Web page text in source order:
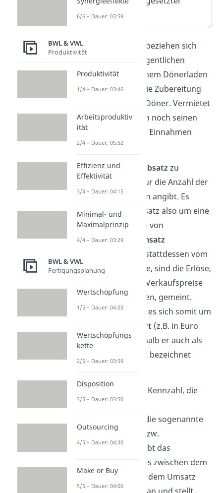
Waren
Umsätze bzw. Erlöse beziehen sich
immer nur auf den eigentlichen
Betriebszweck. Bei einem Dönerladen
ist das zum Beispiel die Zubereitung
und der Verkauf von Döner. Vermietet
der Inhaber zusätzlich noch seinen
Waagen, zählen diese Einnahmen
nicht zu den Erlösen.
Der Umsatz ist vom
Absatzzu
unterscheiden, der nur die Anzahl der
verkauften Leistungen angibt. Es
handelt sich beim Absatz also um eine
Menge, weshalb auch von
mengenmäßigem Umsatz
gesprochen wird. Ist stattdessen vom
Umsatz allein die Rede, sind die Erlöse,
also die Summe aller Verkaufspreise
mal den Absatzmengen, gemeint.
Beim Umsatz handelt es sich somit um
Wert (z.B. in Euro
oder US-Dollar), weshalb er auch als
wertmäßiger Umsatz bezeichnet
Eine weitere wichtige Kennzahl, die
eng mit dem Umsatz
zusammenhängt, ist die sogenannte
Umsatzrentabilität
bzw.
Umsatzrendite . Sie gibt das
prozentuale Verhältnis zwischen dem
erzielten Gewinn und dem Umsatz
6/6 – Dauer: 03:59
BWL & VWL
Produktivität
Produktivität
1/4 – Dauer: 03:46
Arbeitsproduktiv
ität
2/4 – Dauer: 05:52
Effizienz und
Effektivität
3/4 – Dauer: 04:15
Minimal- und
Maximalprinzip
4/4 – Dauer: 03:29
BWL & VWL
Fertigungsplanung
Wertschöpfung
1/5 – Dauer: 04:03
Wertschöpfungs
kette
2/5 – Dauer: 03:59
Disposition
3/5 – Dauer: 03:50
Outsourcing
4/5 – Dauer: 04:30
Make or Buy
5/5 – Dauer: 04:06